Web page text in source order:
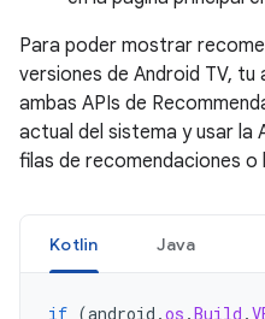
Para poder mostrar
versiones de Android TV,
ambas APIs de
actual del sistema y usar la
filas de recomendaciones o
Kotlin Java
if (android .os .Build .